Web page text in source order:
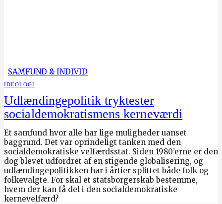
SAMFUND & INDIVID
IDEOLOGI
Udlændingepolitik tryktester
socialdemokratismens kerneværdi
Et samfund hvor alle har lige muligheder uanset
baggrund. Det var oprindeligt tanken med den
socialdemokratiske velfærdsstat. Siden 1980’erne er den
dog blevet udfordret af en stigende globalisering, og
udlændingepolitikken har i årtier splittet både folk og
folkevalgte. For skal et statsborgerskab bestemme,
hvem der kan få del i den socialdemokratiske
kernevelfærd?